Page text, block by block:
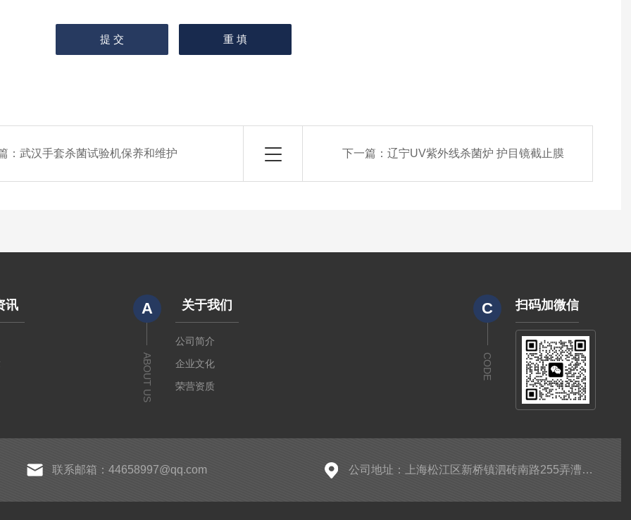
：武汉手套杀菌试验机保养和维护 下一篇： 辽宁UV紫外线杀菌炉 护目镜截止膜
讯 A
ABOUT US
关于我们
公司简介
企业文化
荣营资质
C
CODE
扫码加微信
联系邮箱：44658997@qq.com 公司地址：上海松江区新桥镇泗砖南路255弄漕河泾开发区名企公馆59栋2层至4层（厂址：上海金山区亭林工业园区亭谊路68号简户科技园近南亭公路）